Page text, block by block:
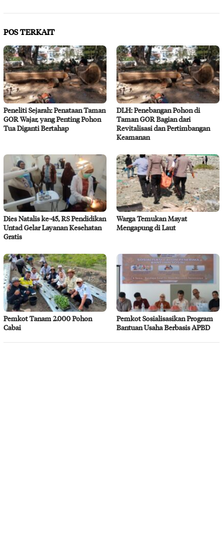
POS TERKAIT
Peneliti Sejarah: Penataan Taman
GOR Wajar, yang Penting Pohon
Tua Diganti Bertahap
DLH: Penebangan Pohon di
Taman GOR Bagian dari
Revitalisasi dan Pertimbangan
Keamanan
Dies Natalis ke-45, RS Pendidikan
Untad Gelar Layanan Kesehatan
Gratis
Warga Temukan Mayat
Mengapung di Laut
Pemkot Tanam 2.000 Pohon
Cabai
Pemkot Sosialisasikan Program
Bantuan Usaha Berbasis APBD